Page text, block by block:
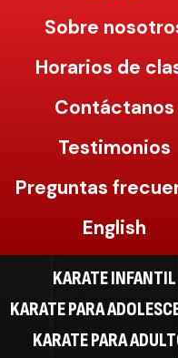
Sobre
Horarios de
Contáctanos
Testimonios
Preguntas
English
KARATE INFANTIL
KARATE PARA
KARATE PARA